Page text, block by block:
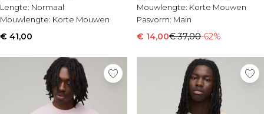
Lengte: Normaal
Mouwlengte: Korte Mouwen
€ 41,00
Mouwlengte: Korte Mouwen
Pasvorm: Main
€ 14,00€ 37,00-62%